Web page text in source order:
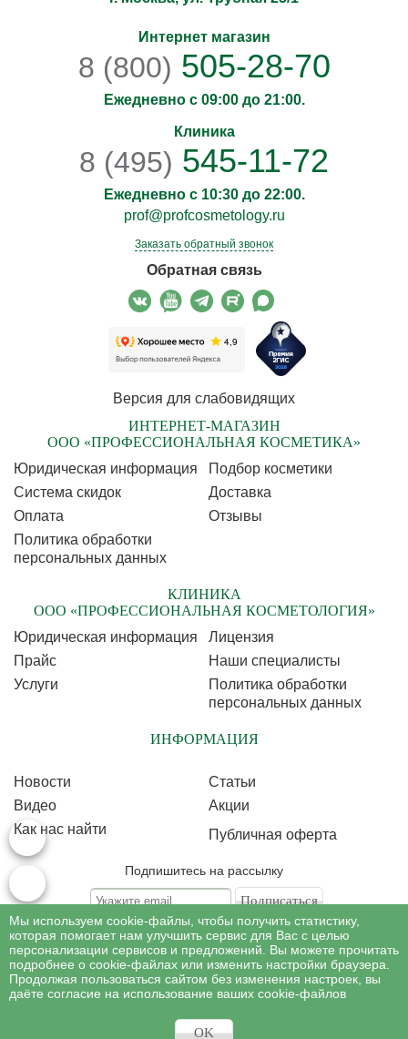
Интернет магазин
8 (800) 505-28-70
Ежедневно с 09:00 до 21:00.
Клиника
8 (495) 545-11-72
Ежедневно с 10:30 до 22:00.
prof@profcosmetology.ru
Заказать обратный звонок
Обратная связь
Версия для слабовидящих
ИНТЕРНЕТ-МАГАЗИН
ООО «ПРОФЕССИОНАЛЬНАЯ КОСМЕТИКА»
Юридическая информация
Подбор косметики
Cистема скидок
Доставка
Оплата
Отзывы
Политика обработки
персональных данных
КЛИНИКА
ООО «ПРОФЕССИОНАЛЬНАЯ КОСМЕТОЛОГИЯ»
Юридическая информация
Лицензия
Прайс
Наши специалисты
Услуги
Политика обработки
персональных данных
ИНФОРМАЦИЯ
Новости
Статьи
Видео
Акции
Как нас найти
Публичная оферта
Подпишитесь на рассылку
Подписываясь на рассылку, Вы соглашаетесь c условиями политикиобработки
персональных данных
©Профессиональная косметология, 2007 - 2026
Все права на материалы сайта www.profcosmetology.ru охраняются в
Имеются противопоказания, необходима консультация специалиста.
Мы используем cookie-файлы, чтобы получить статистику,
которая помогает нам улучшить сервис для Вас с целью
персонализации сервисов и предложений. Вы можете прочитать
подробнее о cookie-файлах или изменить настройки браузера.
Продолжая пользоваться сайтом без изменения настроек, вы
даёте согласие на использование ваших cookie-файлов
OK